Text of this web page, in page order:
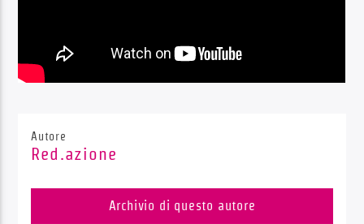
Autore
Red.azione
Archivio di questo autore